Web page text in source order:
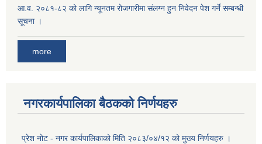
आ.व. २०८१-८२ को लागि न्यूनतम रोजगारीमा संलग्न हुन निवेदन पेश गर्ने सम्बन्धी
सूचना ।
more
नगरकार्यपालिका बैठकको निर्णयहरु
प्रेश नोट - नगर कार्यपालिकाको मिति २०८३/०४/१२ को मुख्य निर्णयहरु ।